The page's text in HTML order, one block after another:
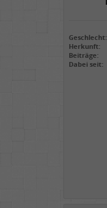
Geschlecht:
Herkunft:
Beiträge:
Dabei seit: